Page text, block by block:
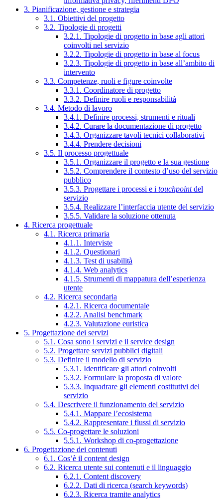
3. Pianificazione, gestione e strategia
3.1. Obiettivi del progetto
3.2. Tipologie di progetti
3.2.1. Tipologie di progetto in base agli attori
coinvolti nel servizio
3.2.2. Tipologie di progetto in base al focus
3.2.3. Tipologie di progetto in base all’ambito di
intervento
3.3. Competenze, ruoli e figure coinvolte
3.3.1. Coordinatore di progetto
3.3.2. Definire ruoli e responsabilità
3.4. Metodo di lavoro
3.4.1. Definire processi, strumenti e rituali
3.4.2. Curare la documentazione di progetto
3.4.3. Organizzare tavoli tecnici collaborativi
3.4.4. Prendere decisioni
3.5. Il processo progettuale
3.5.1. Organizzare il progetto e la sua gestione
3.5.2. Comprendere il contesto d’uso del servizio
pubblico
3.5.3. Progettare i processi e i touchpointdel
servizio
3.5.4. Realizzare l’interfaccia utente del servizio
3.5.5. Validare la soluzione ottenuta
4. Ricerca progettuale
4.1. Ricerca primaria
4.1.1. Interviste
4.1.2. Questionari
4.1.3. Test di usabilità
4.1.4. Web analytics
4.1.5. Strumenti di mappatura dell’esperienza
utente
4.2. Ricerca secondaria
4.2.1. Ricerca documentale
4.2.2. Analisi benchmark
4.2.3. Valutazione euristica
5. Progettazione dei servizi
5.1. Cosa sono i servizi e il service design
5.2. Progettare servizi pubblici digitali
5.3. Definire il modello di servizio
5.3.1. Identificare gli attori coinvolti
5.3.2. Formulare la proposta di valore
5.3.3. Inquadrare gli elementi costitutivi del
servizio
5.4. Descrivere il funzionamento del servizio
5.4.1. Mappare l’ecosistema
5.4.2. Rappresentare i flussi di servizio
5.5. Co-progettare le soluzioni
5.5.1. Workshop di co-progettazione
6. Progettazione dei contenuti
6.1. Cos’è il content design
6.2. Ricerca utente sui contenuti e il linguaggio
6.2.1. Content discovery
6.2.2. Dati di ricerca (search keywords)
6.2.3. Ricerca tramite analytics